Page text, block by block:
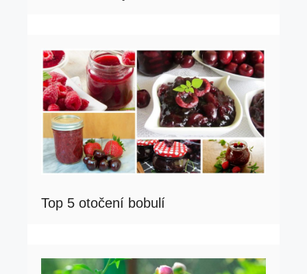
Top 5 otočení bobulí